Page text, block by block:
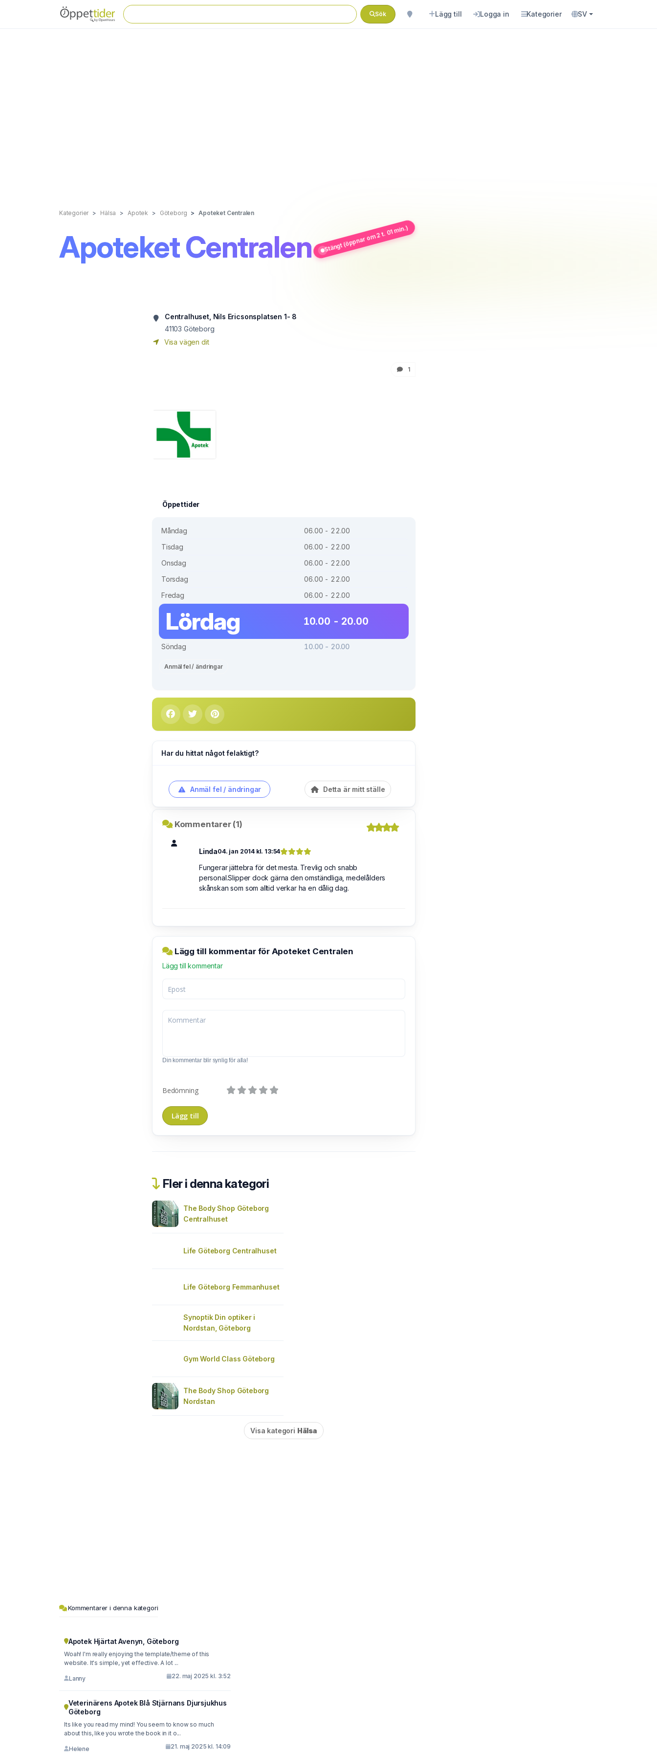
Sök Lägg till Logga in Kategorier SV
Kategorier Hälsa Apotek Göteborg Apoteket Centralen
Apoteket Centralen Stängt (öppnar om 2 t. 01 min.)
Centralhuset, Nils Ericsonsplatsen 1- 8
41103 Göteborg
Visa vägen dit
1
Öppettider
Måndag
06.00 - 22.00
Tisdag
06.00 - 22.00
Onsdag
06.00 - 22.00
Torsdag
06.00 - 22.00
Fredag
06.00 - 22.00
Lördag 10.00 - 20.00
Söndag 10.00 - 20.00
Anmäl fel / ändringar
Har du hittat något felaktigt?
Anmäl fel / ändringar Detta är mitt ställe
Kommentarer (1)
Linda04. jan 2014 kl. 13:54
Fungerar jättebra för det mesta. Trevlig och snabb
personal.Slipper dock gärna den omständliga, medelålders
skånskan som som alltid verkar ha en dålig dag.
Lägg till kommentar för Apoteket Centralen
Lägg till kommentar
Din kommentar blir synlig för alla!
Bedömning
Fler i denna kategori
The Body Shop Göteborg
Centralhuset
Life Göteborg Centralhuset
Life Göteborg Femmanhuset
Synoptik Din optiker i
Nordstan, Göteborg
Gym World Class Göteborg
The Body Shop Göteborg
Nordstan
Visa kategori Hälsa
Kommentarer i denna kategori
Apotek Hjärtat Avenyn, Göteborg
Woah! I'm really enjoying the template/theme of this
website. It's simple, yet effective. A lot ...
Lanny 22. maj 2025 kl. 3:52
Veterinärens Apotek Blå Stjärnans Djursjukhus
Göteborg
Its like you read my mind! You seem to know so much
about this, like you wrote the book in it o...
Helene 21. maj 2025 kl. 14:09